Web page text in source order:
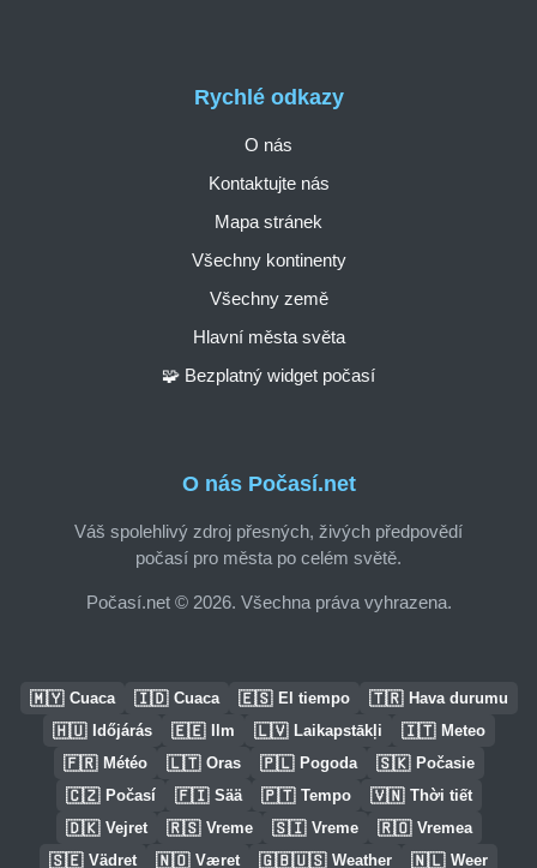
O nás Počasí.net
Váš spolehlivý zdroj přesných, živých předpovědí
počasí pro města po celém světě.
Počasí.net © 2026. Všechna práva vyhrazena.
Rychlé odkazy
O nás
Kontaktujte nás
Mapa stránek
Všechny kontinenty
Všechny země
Hlavní města světa
🧩 Bezplatný widget počasí
🇲🇾 Cuaca 🇮🇩 Cuaca 🇪🇸 El tiempo 🇹🇷 Hava durumu
🇭🇺 Időjárás 🇪🇪 Ilm 🇱🇻 Laikapstākļi 🇮🇹 Meteo
🇫🇷 Météo 🇱🇹 Oras 🇵🇱 Pogoda 🇸🇰 Počasie
🇨🇿 Počasí 🇫🇮 Sää 🇵🇹 Tempo 🇻🇳 Thời tiết
🇩🇰 Vejret 🇷🇸 Vreme 🇸🇮 Vreme 🇷🇴 Vremea
🇸🇪 Vädret 🇳🇴 Været 🇬🇧🇺🇸 Weather 🇳🇱 Weer